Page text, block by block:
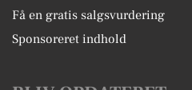
Få en gratis salgsvurdering
Sponsoreret indhold